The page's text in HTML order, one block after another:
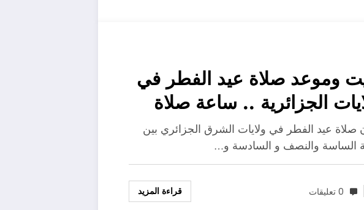
وموعد صلاة عيد الفطر في
الجزائرية .. ساعة صلاة
الفطر 2024
عيد الفطر في ولايات الشرق الجزائري بين
الساسة والنصف و السادسة و…
0 تعليقات قراءة المزيد